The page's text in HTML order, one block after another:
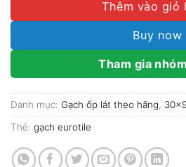
Thêm vào giỏ
Buy now
Tham gia
Danh mục: Gạch ốp lát theo hãng
Thẻ: gạch eurotile